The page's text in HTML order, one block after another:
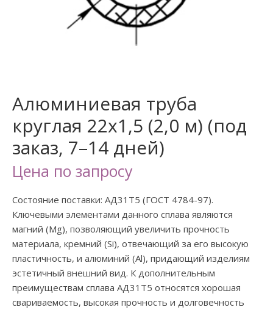
Алюминиевая труба
круглая 22х1,5 (2,0 м) (под
заказ, 7–14 дней)
Цена по запросу
Состояние поставки: АД31Т5 (ГОСТ 4784-97).
Ключевыми элементами данного сплава являются
магний (Mg), позволяющий увеличить прочность
материала, кремний (Si), отвечающий за его высокую
пластичность, и алюминий (Al), придающий изделиям
эстетичный внешний вид. К дополнительным
преимуществам сплава АД31Т5 относятся хорошая
свариваемость, высокая прочность и долговечность